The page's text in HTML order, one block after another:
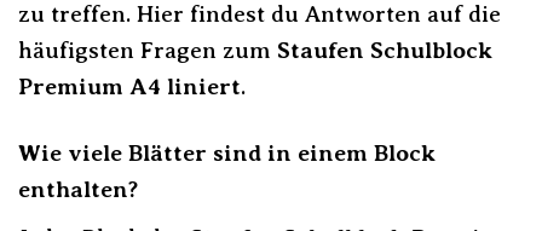
zu treffen. Hier findest du Antworten auf die
häufigsten Fragen zum Staufen Schulblock
Premium A4 liniert.
Wie viele Blätter sind in einem Block
enthalten?